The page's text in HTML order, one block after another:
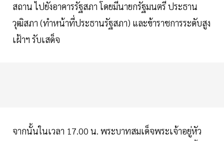
สถาน ไปยังอาคารรัฐสภา โดยมีนายกรัฐมนตรี ประธาน
วุฒิสภา (ทำหน้าที่ประธานรัฐสภา) และข้าราชการระดับสูง
เฝ้าฯ รับเสด็จ
จากนั้นในเวลา 17.00 น. พระบาทสมเด็จพระเจ้าอยู่หัว